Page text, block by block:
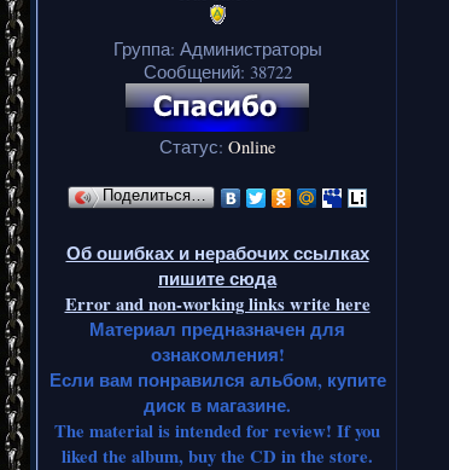
Группа: Администраторы
Сообщений: 38722
Статус: Online
Поделиться…
Об ошибках и нерабочих ссылках
пишите сюда
Error and non-working links write here
Материал предназначен для
ознакомления!
Если вам понравился альбом, купите
диск в магазине.
The material is intended for review! If you
liked the album, buy the CD in the store.